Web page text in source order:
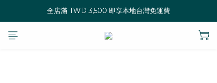
全店滿 TWD 3,500 即享本地台灣免運費